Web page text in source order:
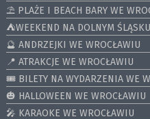
⛱️ PLAŻE I BEACH BARY WE
⛺️WEEKEND NA DOLNYM
🔮 ANDRZEJKI WE WROCŁAWIU
📍 ATRAKCJE WE WROCŁAWIU
🎟️ BILETY NA WYDARZENIA WE
🎃 HALLOWEEN WE WROCŁAWIU
🎤 KARAOKE WE WROCŁAWIU